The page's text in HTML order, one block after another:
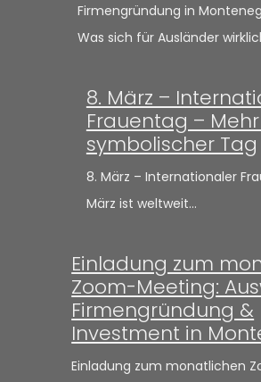
Firmengründung in
Was sich für Ausländer
8. März –
Frauentag –
symbolischer Tag
8. März – Internationaler
März ist weltweit…
Einladung zum
Zoom-Meeting:
Firmengründung &
Investment in
Einladung zum monatlichen